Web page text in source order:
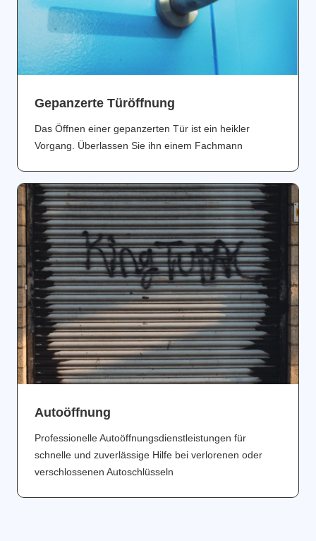
Gepanzerte Türöffnung
Das Öffnen einer gepanzerten Tür ist ein heikler
Vorgang. Überlassen Sie ihn einem Fachmann
Аutoöffnung
Professionelle Autoöffnungsdienstleistungen für
schnelle und zuverlässige Hilfe bei verlorenen oder
verschlossenen Autoschlüsseln